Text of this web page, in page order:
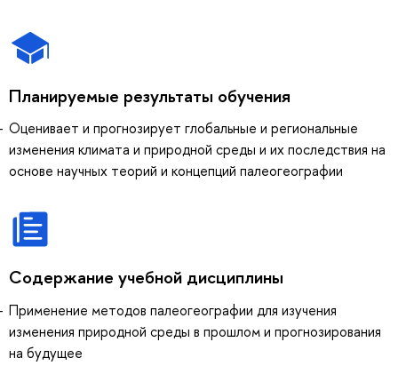
Планируемые результаты обучения
Оценивает и прогнозирует глобальные и региональные
изменения климата и природной среды и их последствия на
основе научных теорий и концепций палеогеографии
Содержание учебной дисциплины
Применение методов палеогеографии для изучения
изменения природной среды в прошлом и прогнозирования
на будущее